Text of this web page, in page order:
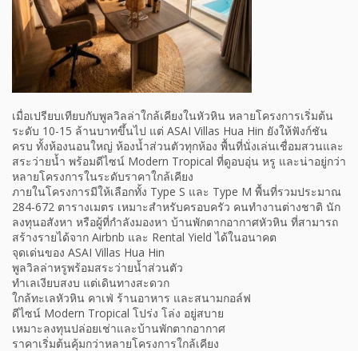
เมื่อเปรียบเทียบกับพูลวิลล่าใกล้เคียงในหัวหิน หลายโครงการเริ่มต้น
ระดับ 10-15 ล้านบาทขึ้นไป แต่ ASAI Villas Hua Hin ยังให้ฟังก์ชัน
ครบ ทั้งห้องนอนใหญ่ ห้องน้ำส่วนตัวทุกห้อง พื้นที่นั่งเล่นเชื่อมสวนและ
สระว่ายน้ำ พร้อมดีไซน์ Modern Tropical ที่ดูอบอุ่น หรู และน่าอยู่กว่า
หลายโครงการในระดับราคาใกล้เคียง
ภายในโครงการมีให้เลือกทั้ง Type S และ Type M พื้นที่รวมประมาณ
284-672 ตารางเมตร เหมาะสำหรับครอบครัว คนทำงานต่างชาติ นัก
ลงทุนอสังหา หรือผู้ที่กำลังมองหา บ้านพักตากอากาศหัวหิน ที่สามารถ
สร้างรายได้จาก Airbnb และ Rental Yield ได้ในอนาคต
จุดเด่นของ ASAI Villas Hua Hin
พูลวิลล่าหรูพร้อมสระว่ายน้ำส่วนตัว
ทำเลเงียบสงบ แต่เดินทางสะดวก
ใกล้ทะเลหัวหิน คาเฟ่ ร้านอาหาร และสนามกอล์ฟ
ดีไซน์ Modern Tropical โปร่ง โล่ง อยู่สบาย
เหมาะลงทุนปล่อยเช่าและบ้านพักตากอากาศ
ราคาเริ่มต้นคุ้มกว่าหลายโครงการใกล้เคียง